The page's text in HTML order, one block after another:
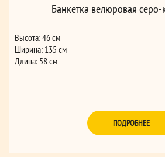
Банкетка велюровая
Высота: 46 см
Ширина: 135 см
Длина: 58 см
ПОДРОБНЕЕ